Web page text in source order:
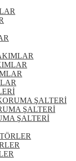
ŞALTERİ
ŞALTERİ
ŞALTERİ